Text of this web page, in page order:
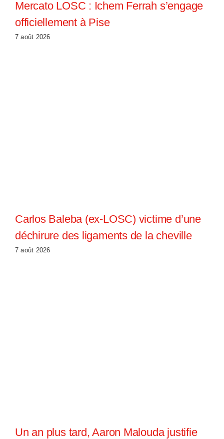
Mercato LOSC : Ichem Ferrah s’engage
officiellement à Pise
7 août 2026
Carlos Baleba (ex-LOSC) victime d’une
déchirure des ligaments de la cheville
7 août 2026
Un an plus tard, Aaron Malouda justifie